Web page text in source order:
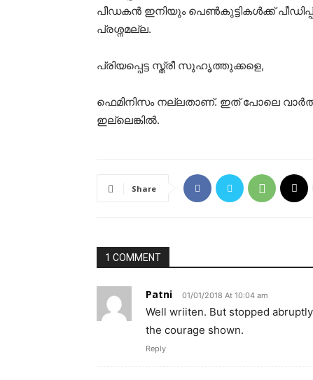
പീഡകൻ ഇനിയും പെൺകുട്ടികൾക്ക്
പ്രശ്നമല്ല.
പ്രിയപ്പെട്ട സ്ത്രീ സുഹൃത്തുക്കളെ,
ഫെമിനിസം നല്ലതാണ്. ഇത് പോലെ
ഇല്ലെങ്കിൽ.
Share
1 COMMENT
Patni 01/01/2018 At 10:04 am
Well wriiten. But stopped
the courage shown.
Reply